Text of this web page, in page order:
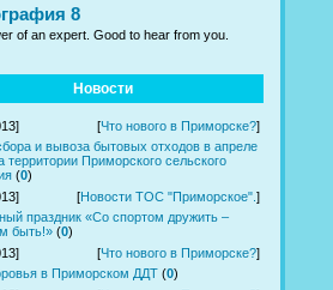
8
of an expert. Good to hear from you.
Новости
[Что нового в Приморске?]
и вывоза бытовых отходов в апреле
территории Приморского сельского
(0)
[Новости ТОС "Приморское". ]
праздник «Со спортом дружить –
быть!» (0)
[Что нового в Приморске?]
в Приморском ДДТ (0)